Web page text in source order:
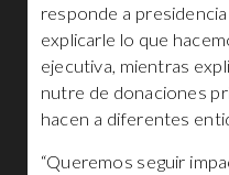
responde a
explicarle lo que
ejecutiva, mientras
nutre de donaciones
hacen a diferentes
“Queremos seguir